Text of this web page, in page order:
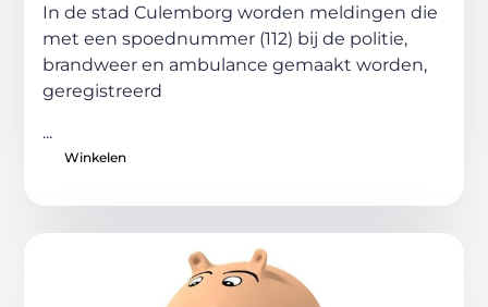
In de stad Culemborg worden meldingen die
met een spoednummer (112) bij de politie,
brandweer en ambulance gemaakt worden,
geregistreerd
...
Winkelen